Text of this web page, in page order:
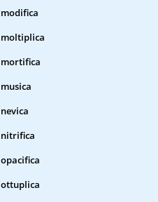
modifica
moltiplica
mortifica
musica
nevica
nitrifica
opacifica
ottuplica